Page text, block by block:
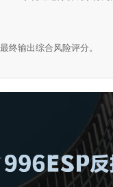
终输出综合风险评分。